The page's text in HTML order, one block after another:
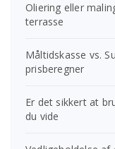
Oliering eller
terrasse
Måltidskasse vs.
prisberegner
Er det sikkert at
du vide